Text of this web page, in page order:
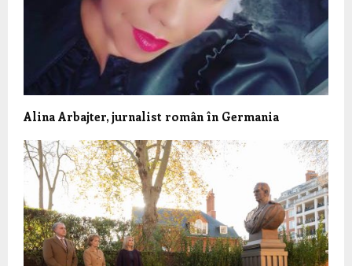
Alina Arbajter, jurnalist român în Germania